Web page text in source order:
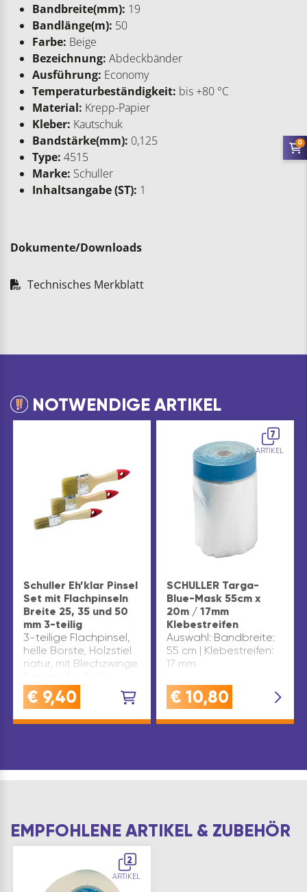
Bandbreite(mm): 19
Bandlänge(m): 50
Farbe: Beige
Bezeichnung: Abdeckbänder
Ausführung: Economy
Temperaturbeständigkeit: bis +80 °C
Material: Krepp-Papier
Kleber: Kautschuk
Bandstärke(mm): 0,125
Type: 4515
Marke: Schuller
Inhaltsangabe (ST): 1
Dokumente/Downloads
Technisches Merkblatt
NOTWENDIGE ARTIKEL
Schuller Eh’klar Pinsel
Set mit Flachpinseln
Breite 25, 35 und 50
mm 3-teilig
3-teilige Flachpinsel,
helle Borste, Holzstiel
natur, mit Blechzwinge.
Breite(mm): 25, 35, 50
Marke: Schuller Type:
(SA): 1
€ 9,40
7
ARTIKEL
SCHULLER Targa-
Blue-Mask 55cm x
20m / 17mm
Klebestreifen
Auswahl: Bandbreite:
55 cm | Klebestreifen:
17 mm
€ 10,80
EMPFOHLENE ARTIKEL & ZUBEHÖR
2
ARTIKEL
0